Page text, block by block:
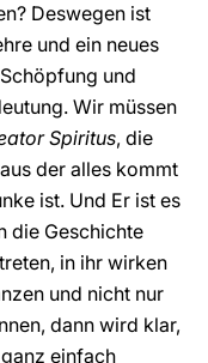
Deswegen ist
und ein neues
und
Wir müssen
Spiritus, die
der alles kommt
ist. Und Er ist es
die Geschichte
in ihr wirken
und nicht nur
dann wird klar,
einfach